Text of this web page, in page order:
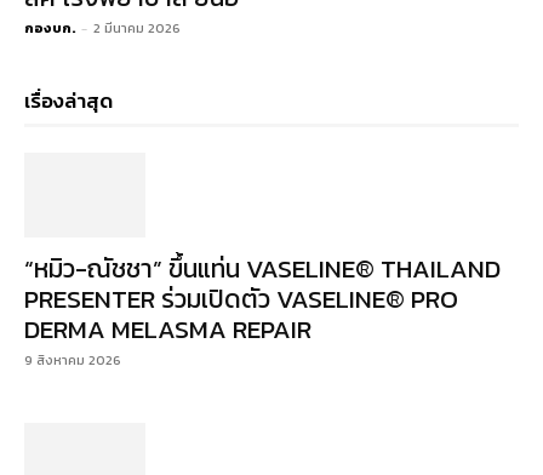
กองบก. - 2 มีนาคม 2026
เรื่องล่าสุด
“หมิว-ณัชชา” ขึ้นแท่น VASELINE® THAILAND
PRESENTER ร่วมเปิดตัว VASELINE® PRO
DERMA MELASMA REPAIR
9 สิงหาคม 2026